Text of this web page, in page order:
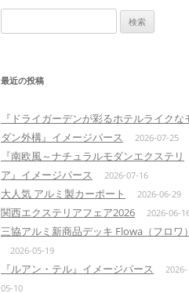
索:
最近の投稿
『ドライガーデンが彩るホテルライクな
ダン外構』イメージパース
2026-07-25
『南欧風～ナチュラルモダンエクステリ
ア』イメージパース
2026-07-16
大人気 アルミ製カーポート 2026-06-29
関西エクステリアフェア2026 2026-06-
三協アルミ新商品デッキ Flowa（フロワ）
2026-05-19
『ルアン・テル』イメージパース
2026-
05-10